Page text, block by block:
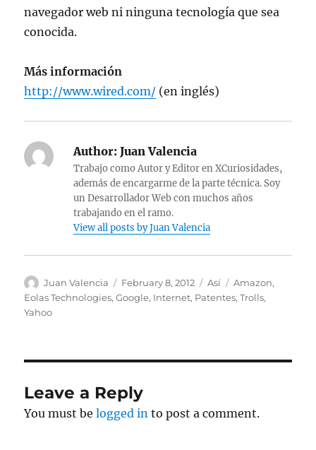
navegador web ni ninguna tecnología que sea
conocida.
Más información
http://www.wired.com/ (en inglés)
Author: Juan Valencia
Trabajo como Autor y Editor en XCuriosidades,
además de encargarme de la parte técnica. Soy
un Desarrollador Web con muchos años
trabajando en el ramo.
View all posts by Juan Valencia
Author
Juan Valencia
Posted
on
February 8, 2012 Categories
Así Tags
Amazon,
Eolas Technologies,Google, Internet, Patentes,Trolls,
Yahoo
Leave a Reply
You must belogged in to post a comment.